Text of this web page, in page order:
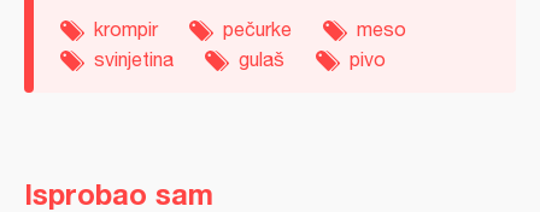
krompir pečurke
meso
svinjetina
gulaš pivo
Isprobao sam